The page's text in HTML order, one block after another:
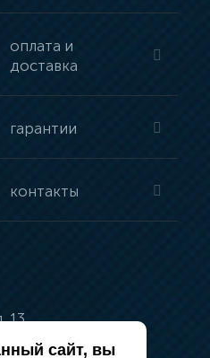
оплата и
доставка
гарантии
контакты
13
сайт, вы